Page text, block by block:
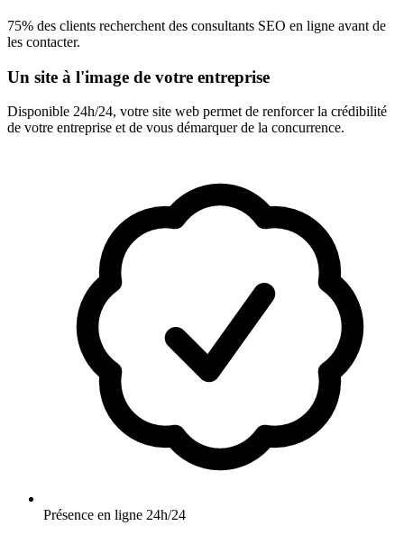
75% des clients recherchent des consultants SEO en ligne avant de
les contacter.
Un site à l'image de votre entreprise
Disponible 24h/24, votre site web permet de renforcer la crédibilité
de votre entreprise et de vous démarquer de la concurrence.
Présence en ligne 24h/24